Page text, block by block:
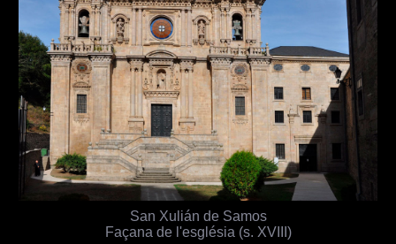
San Xulián de Samos
Façana de l'església (s. XVIII)